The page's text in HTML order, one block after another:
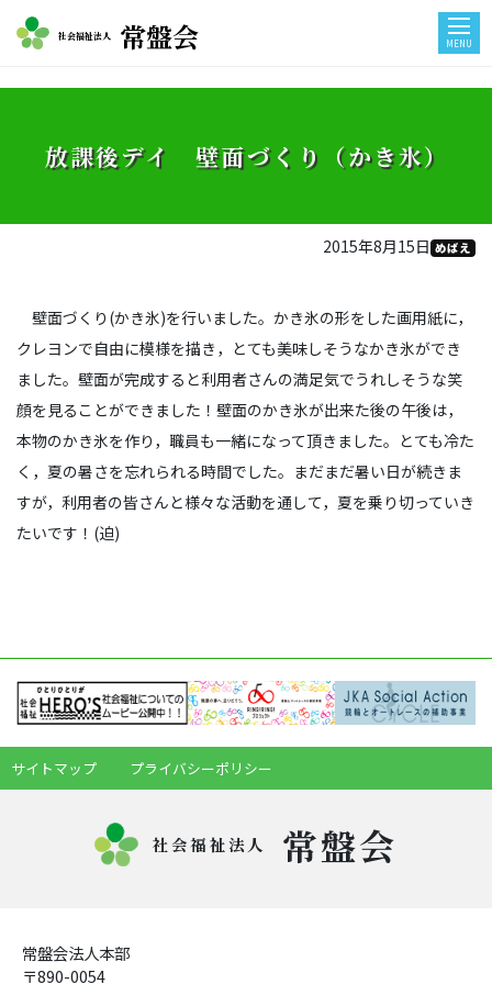
社会福祉法人 常盤会 MENU
放課後デイ 壁面づくり（かき氷）
2015年8月15日 めばえ
壁面づくり(かき氷)を行いました。かき氷の形をした画用紙に，
クレヨンで自由に模様を描き，とても美味しそうなかき氷ができ
ました。壁面が完成すると利用者さんの満足気でうれしそうな笑
顔を見ることができました！壁面のかき氷が出来た後の午後は，
本物のかき氷を作り，職員も一緒になって頂きました。とても冷た
く，夏の暑さを忘れられる時間でした。まだまだ暑い日が続きま
すが，利用者の皆さんと様々な活動を通して，夏を乗り切っていき
たいです！(迫)
サイトマップ プライバシーポリシー
社会福祉法人 常盤会
常盤会法人本部
〒890-0054